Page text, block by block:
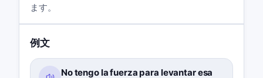
ます。
例文
No tengo la fuerza para levantar esa